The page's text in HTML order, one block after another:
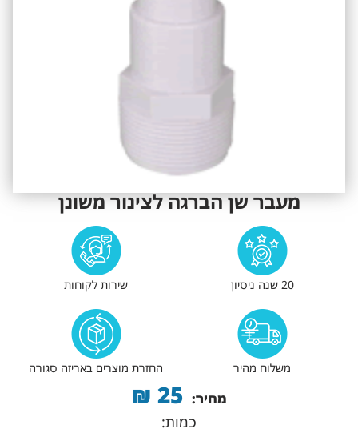
מעבר שן הברגה לצינור משונן
20 שנה ניסיון שירות לקוחות
משלוח מהיר החזרת מוצרים באריזה סגורה
מחיר: 25
₪
כמות: